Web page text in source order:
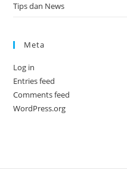
Tips dan News
Meta
Log in
Entries feed
Comments feed
WordPress.org